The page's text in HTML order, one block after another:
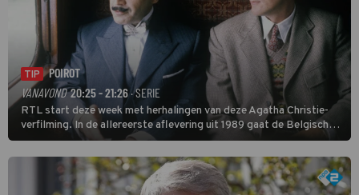
TIP
POIROT
VANAVOND 20:25 - 21:26 · SERIE
RTL start deze week met herhalingen van deze Agatha Christie-
verfilming. In de allereerste aflevering uit 1989 gaat de Belgische
speurder op zoek naar een vermiste kok. Poirot raakt al snel
verwikkeld in een moordzaak. (HH)